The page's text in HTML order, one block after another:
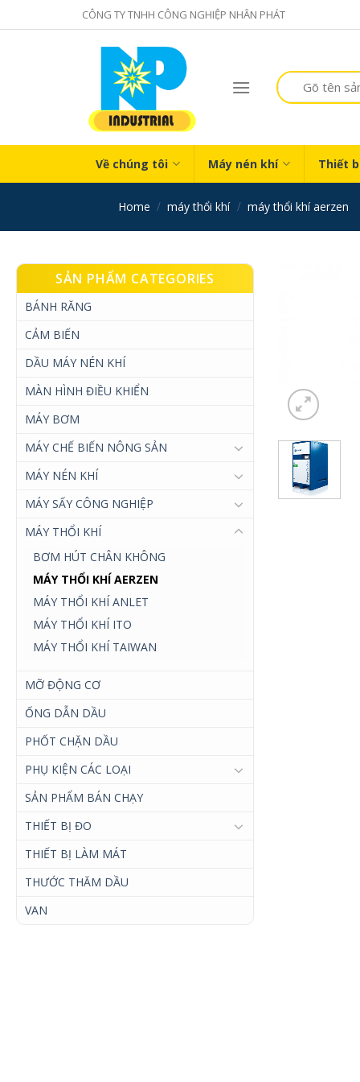
to
CÔNG TY TNHH CÔNG NGHIỆP NHÂN PHÁT
Search
for:
Về chúng tôi Máy nén khí Thiết
home / máy thổi khí / máy thổi khí aerzen
SẢN PHẨM CATEGORIES
BÁNH RĂNG
CẢM BIẾN
DẦU MÁY NÉN KHÍ
MÀN HÌNH ĐIỀU KHIỂN
MÁY BƠM
MÁY CHẾ BIẾN NÔNG SẢN
MÁY NÉN KHÍ
MÁY SẤY CÔNG NGHIỆP
MÁY THỔI KHÍ
BƠM HÚT CHÂN KHÔNG
MÁY THỔI KHÍ AERZEN
MÁY THỔI KHÍ ANLET
MÁY THỔI KHÍ ITO
MÁY THỔI KHÍ TAIWAN
MỠ ĐỘNG CƠ
ỐNG DẪN DẦU
PHỐT CHẶN DẦU
PHỤ KIỆN CÁC LOẠI
SẢN PHẨM BÁN CHẠY
THIẾT BỊ ĐO
THIẾT BỊ LÀM MÁT
THƯỚC THĂM DẦU
VAN